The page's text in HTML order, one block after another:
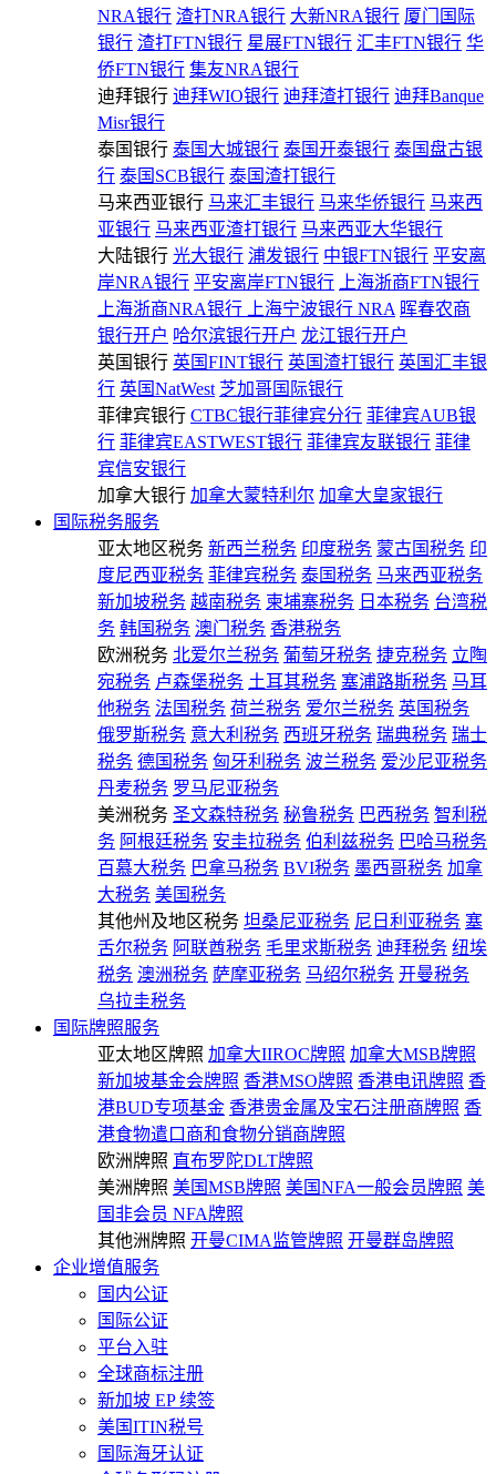
NRA银行 渣打NRA银行 大新NRA银行 厦门国际
银行 渣打FTN银行 星展FTN银行 汇丰FTN银行 华
侨FTN银行 集友NRA银行
迪拜银行 迪拜WIO银行 迪拜渣打银行 迪拜Banque
Misr银行
泰国银行 泰国大城银行 泰国开泰银行 泰国盘古银
行 泰国SCB银行 泰国渣打银行
马来西亚银行 马来汇丰银行 马来华侨银行 马来西
亚银行 马来西亚渣打银行 马来西亚大华银行
大陆银行 光大银行 浦发银行 中银FTN银行 平安离
岸NRA银行 平安离岸FTN银行
上海浙商FTN银行
上海浙商NRA银行
上海宁波银行 NRA 晖春农商
银行开户 哈尔滨银行开户 龙江银行开户
英国银行 英国FINT银行 英国渣打银行 英国汇丰银
行 英国NatWest 芝加哥国际银行
菲律宾银行 CTBC银行菲律宾分行 菲律宾AUB银
行 菲律宾EASTWEST银行 菲律宾友联银行 菲律
宾信安银行
加拿大银行 加拿大蒙特利尔 加拿大皇家银行
国际税务服务
亚太地区税务 新西兰税务 印度税务 蒙古国税务 印
度尼西亚税务 菲律宾税务 泰国税务 马来西亚税务
新加坡税务 越南税务 柬埔寨税务 日本税务 台湾税
务 韩国税务 澳门税务 香港税务
欧洲税务 北爱尔兰税务 葡萄牙税务 捷克税务 立陶
宛税务 卢森堡税务 土耳其税务 塞浦路斯税务 马耳
他税务 法国税务 荷兰税务 爱尔兰税务 英国税务
俄罗斯税务 意大利税务 西班牙税务 瑞典税务 瑞士
税务 德国税务 匈牙利税务 波兰税务 爱沙尼亚税务
丹麦税务 罗马尼亚税务
美洲税务 圣文森特税务 秘鲁税务 巴西税务 智利税
务 阿根廷税务 安圭拉税务 伯利兹税务 巴哈马税务
百慕大税务 巴拿马税务 BVI税务 墨西哥税务 加拿
大税务 美国税务
其他州及地区税务 坦桑尼亚税务 尼日利亚税务 塞
舌尔税务 阿联酋税务 毛里求斯税务 迪拜税务 纽埃
税务 澳洲税务 萨摩亚税务 马绍尔税务 开曼税务
乌拉圭税务
国际牌照服务
亚太地区牌照 加拿大IIROC牌照 加拿大MSB牌照
新加坡基金会牌照 香港MSO牌照 香港电讯牌照 香
港BUD专项基金 香港贵金属及宝石注册商牌照 香
港食物遣口商和食物分销商牌照
欧洲牌照 直布罗陀DLT牌照
美洲牌照 美国MSB牌照 美国NFA一般会员牌照 美
国非会员 NFA牌照
其他洲牌照 开曼CIMA监管牌照 开曼群岛牌照
企业增值服务
国内公证
国际公证
平台入驻
全球商标注册
新加坡 EP 续签
美国ITIN税号
国际海牙认证